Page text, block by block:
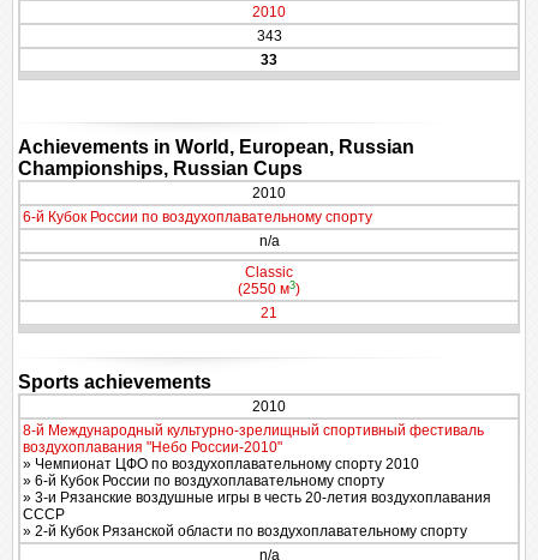
2010
343
33
Achievements in World, European, Russian
Championships, Russian Cups
2010
6-й Кубок России по воздухоплавательному спорту
n/a
Classic
(2550 м3)
21
Sports achievements
2010
8-й Международный культурно-зрелищный спортивный фестиваль
воздухоплавания "Небо России-2010"
» Чемпионат ЦФО по воздухоплавательному спорту 2010
» 6-й Кубок России по воздухоплавательному спорту
» 3-и Рязанские воздушные игры в честь 20-летия воздухоплавания
СССР
» 2-й Кубок Рязанской области по воздухоплавательному спорту
n/a